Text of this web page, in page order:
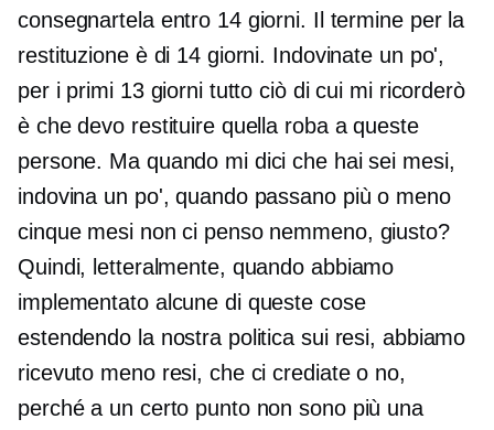
consegnartela entro 14 giorni. Il termine per la
restituzione è di 14 giorni. Indovinate un po',
per i primi 13 giorni tutto ciò di cui mi ricorderò
è che devo restituire quella roba a queste
persone. Ma quando mi dici che hai sei mesi,
indovina un po', quando passano più o meno
cinque mesi non ci penso nemmeno, giusto?
Quindi, letteralmente, quando abbiamo
implementato alcune di queste cose
estendendo la nostra politica sui resi, abbiamo
ricevuto meno resi, che ci crediate o no,
perché a un certo punto non sono più una